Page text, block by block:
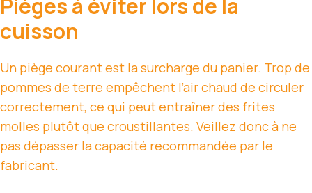
cuisson
Un piège courant est la surcharge du panier. Trop de
pommes de terre empêchent l’air chaud de circuler
correctement, ce qui peut entraîner des frites
molles plutôt que croustillantes. Veillez donc à ne
pas dépasser la capacité recommandée par le
fabricant.